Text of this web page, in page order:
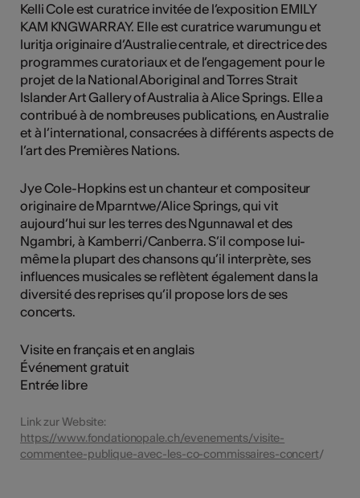
Kelli Cole est curatrice invitée de l’exposition EMILY
KAM KNGWARRAY. Elle est curatrice warumungu et
luritja originaire d’Australie centrale, et directrice des
programmes curatoriaux et de l’engagement pour le
projet de la National Aboriginal and Torres Strait
Islander Art Gallery of Australia à Alice Springs. Elle a
contribué à de nombreuses publications, en Australie
et à l’international, consacrées à différents aspects de
l’art des Premières Nations.
Jye Cole-Hopkins est un chanteur et compositeur
originaire de Mparntwe/Alice Springs, qui vit
aujourd’hui sur les terres des Ngunnawal et des
Ngambri, à Kamberri/Canberra. S’il compose lui-
même la plupart des chansons qu’il interprète, ses
influences musicales se reflètent également dans la
diversité des reprises qu’il propose lors de ses
concerts.
Visite en français et en anglais
Événement gratuit
Entrée libre
Link zur Website:
https://www.fondationopale.ch/evenements/visite-
commentee-publique-avec-les-co-commissaires-concert/